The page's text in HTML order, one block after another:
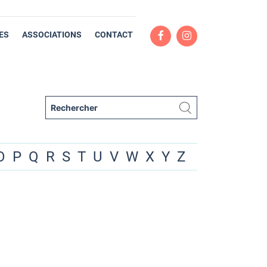
ASSOCIATIONS CONTACT
P Q R S T U V W X Y Z